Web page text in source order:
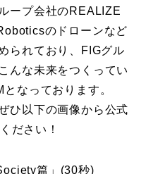
ープ会社のREALIZE
のドローンなど
られており、FIGグル
んな未来をつくってい
なっております。
ひ以下の画像から公式
ださい！
篇」(30秒)